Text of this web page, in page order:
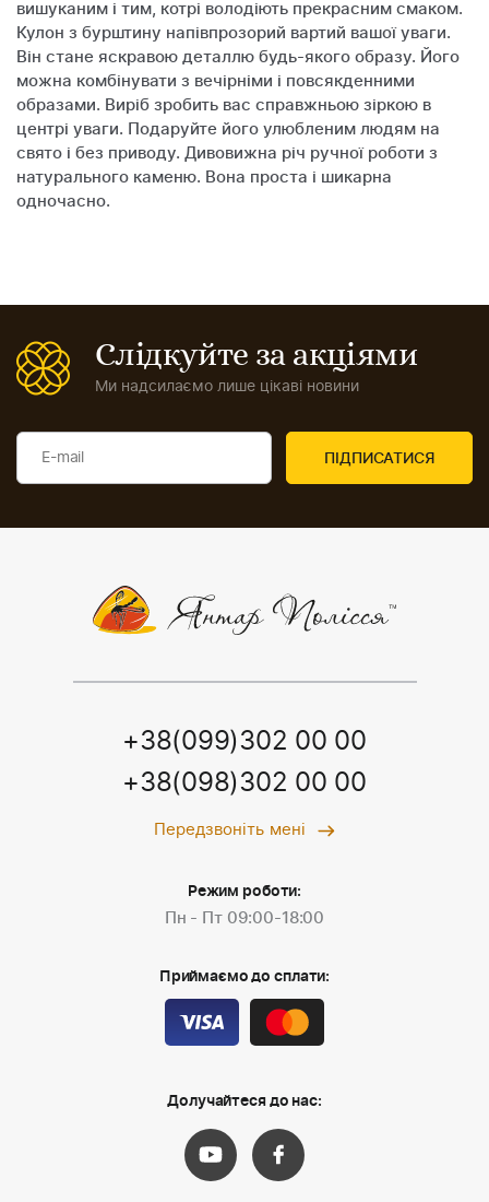
вишуканим і тим, котрі володіють прекрасним смаком.
Кулон з бурштину напівпрозорий вартий вашої уваги.
Він стане яскравою деталлю будь-якого образу. Його
можна комбінувати з вечірніми і повсякденними
образами. Виріб зробить вас справжньою зіркою в
центрі уваги. Подаруйте його улюбленим людям на
свято і без приводу. Дивовижна річ ручної роботи з
натурального каменю. Вона проста і шикарна
одночасно.
Слідкуйте за акціями
Ми надсилаємо лише цікаві новини
+38(099)302 00 00
+38(098)302 00 00
Передзвоніть мені
Режим роботи:
Пн - Пт 09:00-18:00
Приймаємо до сплати:
Долучайтеся до нас: